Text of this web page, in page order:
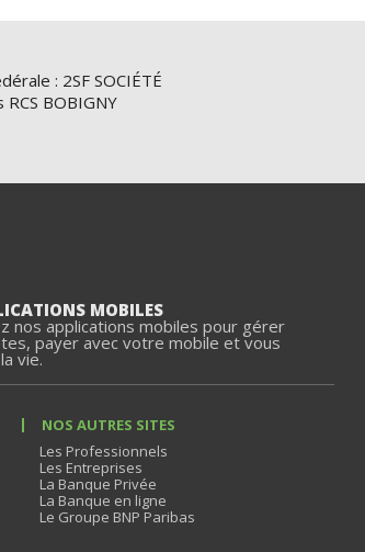
: 2SF SOCIÉTÉ
BOBIGNY
MOBILES
nos applications mobiles pour gérer
payer avec votre mobile et vous
vie.
NOS AUTRES SITES
Les Professionnels
Les Entreprises
La Banque Privée
La Banque en ligne
Le Groupe BNP Paribas